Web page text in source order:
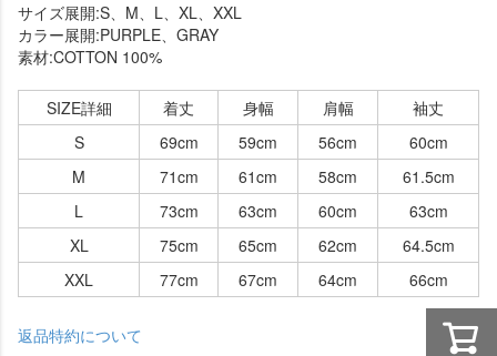
サイズ展開:S、M、L、XL、XXL
カラー展開:PURPLE、GRAY
素材:COTTON 100%
SIZE詳細 着丈 身幅 肩幅
袖丈
S
69cm 59cm 56cm
60cm
M
71cm 61cm 58cm
61.5cm
L
73cm 63cm 60cm
63cm
XL
75cm 65cm 62cm
64.5cm
XXL
77cm 67cm 64cm 66cm
返品特約について